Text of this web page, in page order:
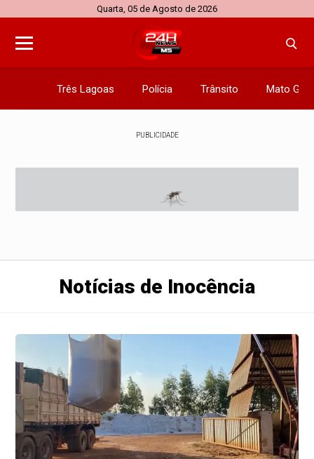
Quarta, 05 de Agosto de 2026
Três Lagoas Polícia Trânsito Mato
PUBLICIDADE
Notícias de Inocência